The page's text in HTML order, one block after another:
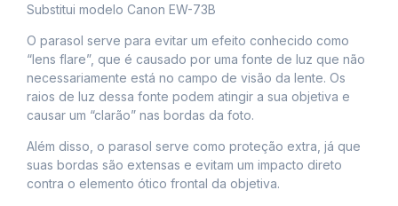
Substitui modelo Canon EW-73B
O parasol serve para evitar um efeito conhecido como
“lens flare”, que é causado por uma fonte de luz que não
necessariamente está no campo de visão da lente. Os
raios de luz dessa fonte podem atingir a sua objetiva e
causar um “clarão” nas bordas da foto.
Além disso, o parasol serve como proteção extra, já que
suas bordas são extensas e evitam um impacto direto
contra o elemento ótico frontal da objetiva.